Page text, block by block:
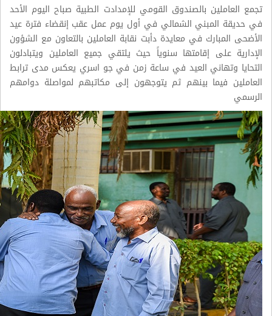
تجمع العاملين بالصندوق القومي للإمدادت الطبية صباح اليوم الأحد
في حديقة المبني الشمالي في أول يوم عمل عقب إنقضاء فترة عيد
الأضحى المبارك في معايدة دأبت نقابة العاملين بالتعاون مع الشؤون
الإدارية على إقامتها سنوياً حيث يلتقي جميع العاملين ويتبادلون
التحايا وتهاني العيد في ساعة زمن في جو اسري يعكس مدى ترابط
العاملين فيما بينهم ثم يتوجهون إلى مكاتبهم لمواصلة دوامهم
الرسمي